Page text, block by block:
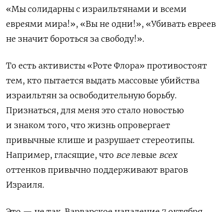
«Мы солидарны с израильтянами и всеми
евреями мира!», «Вы не одни!», «Убивать евреев
не значит бороться за свободу!».
То есть активисты «Роте Флора» противостоят
тем, кто пытается выдать массовые убийства
израильтян за освободительную борьбу.
Признаться, для меня это стало новостью
и знаком того, что жизнь опровергает
привычные клише и разрушает стереотипы.
Например, гласящие, что вселевые всех
оттенков привычно поддерживают врагов
Израиля.